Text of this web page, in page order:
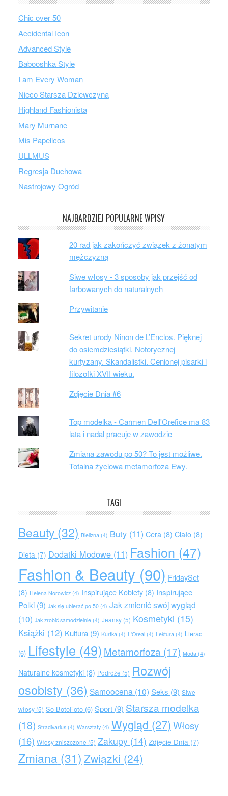
Chic over 50
Accidental Icon
Advanced Style
Babooshka Style
I am Every Woman
Nieco Starsza Dziewczyna
Highland Fashionista
Mary Murnane
Mis Papelicos
ULLMUS
Regresja Duchowa
Nastrojowy Ogród
NAJBARDZIEJ POPULARNE WPISY
20 rad jak zakończyć związek z żonatym
mężczyzną
Siwe włosy - 3 sposoby jak przejść od
farbowanych do naturalnych
Przywitanie
Sekret urody Ninon de L’Enclos. Pięknej
do osiemdziesiątki. Notorycznej
kurtyzany. Skandalistki. Cenionej pisarki i
filozofki XVII wieku.
Zdjęcie Dnia #6
Top modelka - Carmen Dell'Orefice ma 83
lata i nadal pracuje w zawodzie
Zmiana zawodu po 50? To jest możliwe.
Totalna życiowa metamorfoza Ewy.
TAGI
Beauty(32) Bielizna(4) Buty(11) Cera(8) Ciało(8)
Dieta(7) Dodatki Modowe(11) Fashion (47)
Fashion & Beauty (90) FridaySet
(8) Helena Norowicz(4) Inspirujące Kobiety(8) Inspirujące
Polki(9) Jak się ubierać po 50(4) Jak zmienić swój wygląd
(10) Jak zrobić samodzielnie(4) Jeansy(5) Kosmetyki (15)
Książki (12) Kultura(9) Kurtka(4) L'Oreal(4) Lektura(4) Lierac
(6) Lifestyle (49) Metamorfoza (17) Moda(4)
Naturalne kosmetyki(8) Podróże (5) Rozwój
osobisty (36) Samoocena (10) Seks (9) Siwe
włosy(5) So-BotoFoto(6) Sport(9) Starsza modelka
(18) Stradivarius(4) Warsztaty(4) Wygląd (27)Włosy
(16) Włosy zniszczone (5) Zakupy(14) Zdjęcie Dnia(7)
Zmiana (31) Związki (24)